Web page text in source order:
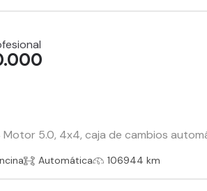
Motor 5.0, 4x4, caja de cambios
Automática 106944 km